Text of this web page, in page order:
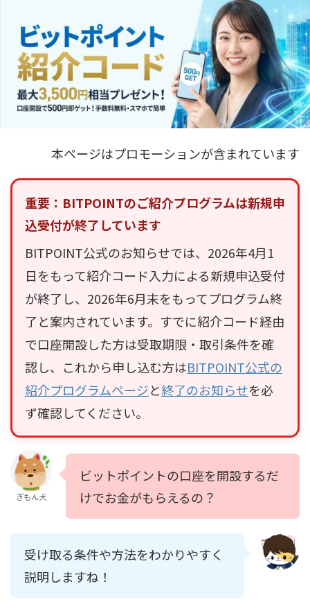
本ページはプロモーションが含まれています
重要：BITPOINTのご紹介プログラムは新規申
込受付が終了しています
BITPOINT公式のお知らせでは、2026年4月1
日をもって紹介コード入力による新規申込受付
が終了し、2026年6月末をもってプログラム終
了と案内されています。すでに紹介コード経由
で口座開設した方は受取期限・取引条件を確
認し、これから申し込む方はBITPOINT公式の
紹介プログラムページと終了のお知らせを必
ず確認してください。
ぎもん犬
ビットポイントの口座を開設するだ
けでお金がもらえるの？
受け取る条件や方法をわかりやすく
説明しますね！